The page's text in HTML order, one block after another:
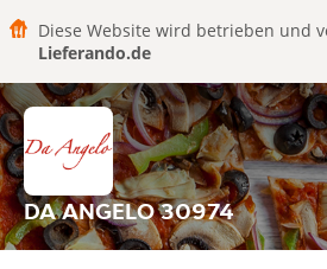
Diese Website wird betrieben und
Lieferando.de
DA ANGELO 30974